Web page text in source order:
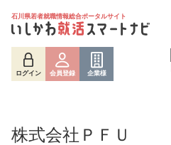
石川県若者就職情報総合ポータルサイト
ログイン 会員登録 企業様
株式会社ＰＦＵ